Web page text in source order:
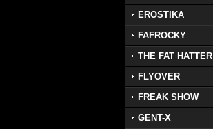
EROSTIKA
FAFROCKY
THE FAT HATTER
FLYOVER
FREAK SHOW
GENT-X